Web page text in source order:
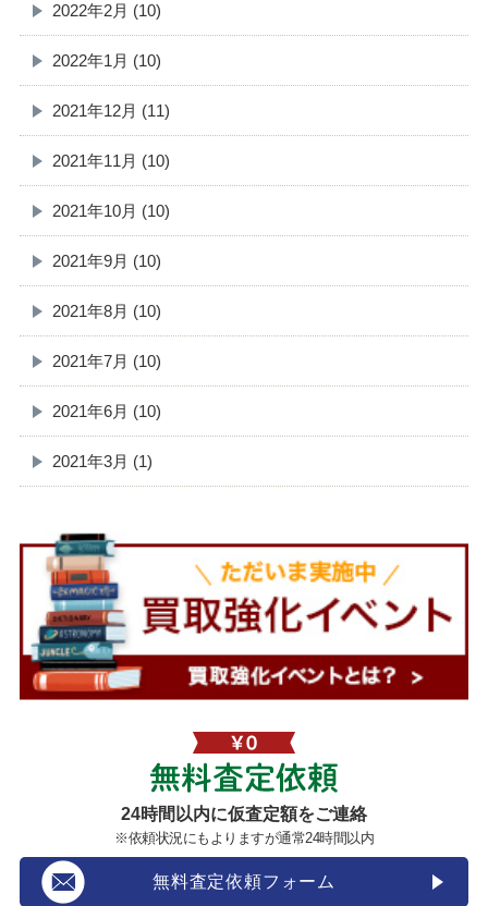
2022年2月 (10)
2022年1月 (10)
2021年12月 (11)
2021年11月 (10)
2021年10月 (10)
2021年9月 (10)
2021年8月 (10)
2021年7月 (10)
2021年6月 (10)
2021年3月 (1)
24時間以内に仮査定額をご連絡
※依頼状況にもよりますが通常24時間以内
無料査定依頼フォーム